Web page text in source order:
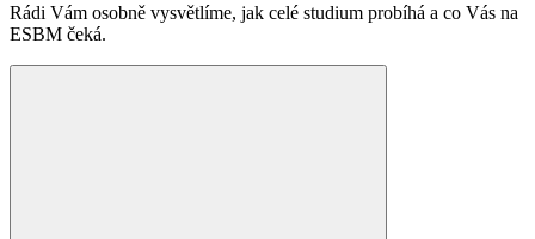
Rádi Vám osobně vysvětlíme, jak celé studium probíhá a co Vás na
ESBM čeká.